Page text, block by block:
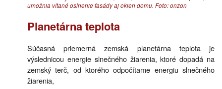
umožnia vítané oslnenie fasády aj okien domu. Foto: onzon
Planetárna teplota
Súčasná priemerná zemská planetárna teplota je
výslednicou energie slnečného žiarenia, ktoré dopadá na
zemský terč, od ktorého odpočítame energiu slnečného
žiarenia,